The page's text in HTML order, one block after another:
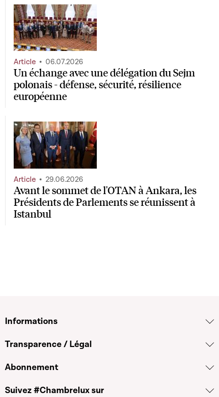
Un échange avec une délégation du Sejm
polonais - défense, sécurité, résilience
européenne
Article 06.07.2026
Avant le sommet de l'OTAN à Ankara, les
Présidents de Parlements se réunissent à
Istanbul
Article 29.06.2026
Informations
Transparence / Légal
Abonnement
Suivez #Chambrelux sur